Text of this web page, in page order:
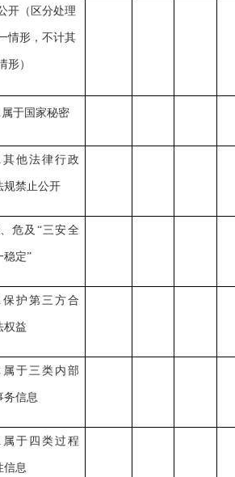
开（区分处理
情形，不计其
形）
属于国家秘密
其他法律行政
规禁止公开
危及“三安全
稳定”
保护第三方合
权益
属于三类内部
务信息
属于四类过程
信息